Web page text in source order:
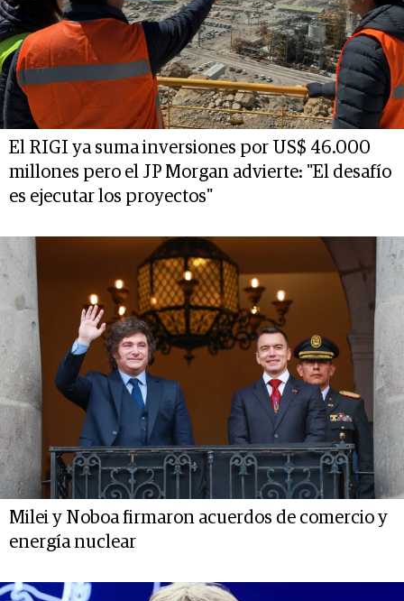
El RIGI ya suma inversiones por US$ 46.000
millones pero el JP Morgan advierte: "El desafío
es ejecutar los proyectos"
Milei y Noboa firmaron acuerdos de comercio y
energía nuclear